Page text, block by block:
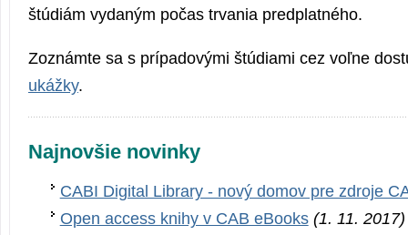
štúdiám vydaným počas trvania predplatného.
Zoznámte sa s prípadovými štúdiami cez voľne
ukážky.
Najnovšie novinky
CABI Digital Library - nový domov pre zdroje
Open access knihy v CAB eBooks (1. 11. 2017)